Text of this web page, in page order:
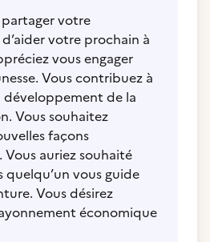
votre
votre prochain à
vous engager
Vous contribuez à
développement de la
Vous souhaitez
façons
Vous auriez souhaité
quelqu’un vous guide
Vous désirez
économique